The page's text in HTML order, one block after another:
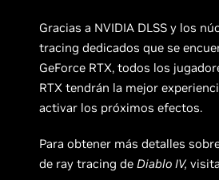
Gracias a NVIDIA DLSS y los
tracing dedicados que se
GeForce RTX, todos los
RTX tendrán la mejor
activar los próximos efectos.
Para obtener más detalles
de ray tracing deDiablo IV,